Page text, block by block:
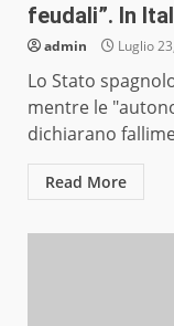
feudali”. In
admin Luglio
Lo Stato
mentre le
dichiarano
Read More